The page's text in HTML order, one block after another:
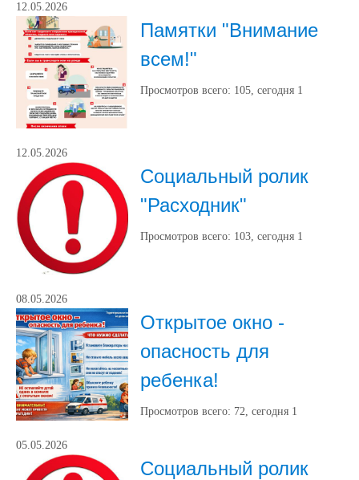
12.05.2026
Памятки "Внимание
всем!"
Просмотров всего: 105, сегодня 1
12.05.2026
Социальный ролик
"Расходник"
Просмотров всего: 103, сегодня 1
08.05.2026
Открытое окно -
опасность для
ребенка!
Просмотров всего: 72, сегодня 1
05.05.2026
Социальный ролик